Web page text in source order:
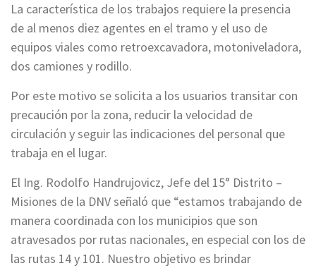
La característica de los trabajos requiere la presencia
de al menos diez agentes en el tramo y el uso de
equipos viales como retroexcavadora, motoniveladora,
dos camiones y rodillo.
Por este motivo se solicita a los usuarios transitar con
precaución por la zona, reducir la velocidad de
circulación y seguir las indicaciones del personal que
trabaja en el lugar.
El Ing. Rodolfo Handrujovicz, Jefe del 15° Distrito –
Misiones de la DNV señaló que “estamos trabajando de
manera coordinada con los municipios que son
atravesados por rutas nacionales, en especial con los de
las rutas 14 y 101. Nuestro objetivo es brindar